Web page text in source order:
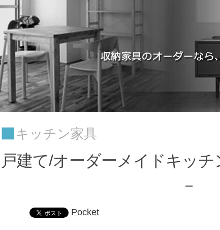
キッチン家具
戸建て/オーダーメイドキッ
－
Pocket